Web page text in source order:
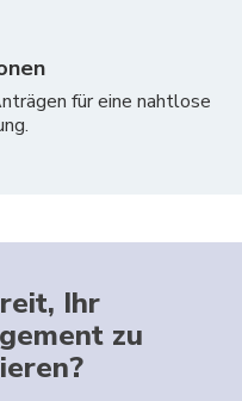
für eine nahtlose
Ihr
zu